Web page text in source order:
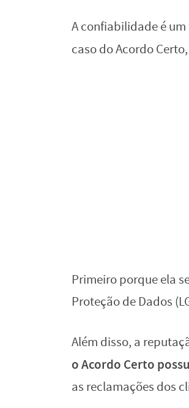
A confiabilidade é
caso do Acordo Certo,
Primeiro porque ela
Proteção de Dados
Além disso, a
o Acordo Certo
as reclamações dos